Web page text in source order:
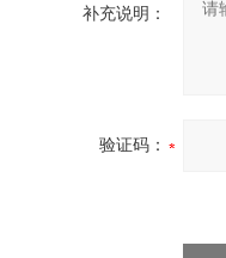
补充说明：
验证码：